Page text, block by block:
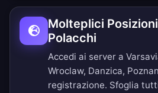
Molteplici
Polacchi
Accedi ai server a
Wroclaw, Danzica,
registrazione. Sfoglia